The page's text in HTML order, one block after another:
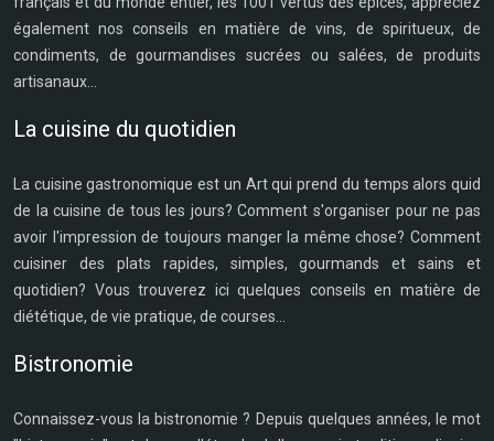
également nos conseils en matière de vins, de spiritueux, de
condiments, de gourmandises sucrées ou salées, de produits
artisanaux...
La cuisine du quotidien
La cuisine gastronomique est un Art qui prend du temps alors quid
de la cuisine de tous les jours? Comment s'organiser pour ne pas
avoir l'impression de toujours manger la même chose? Comment
cuisiner des plats rapides, simples, gourmands et sains et
quotidien? Vous trouverez ici quelques conseils en matière de
diététique, de vie pratique, de courses...
Bistronomie
Connaissez-vous la bistronomie ? Depuis quelques années, le mot